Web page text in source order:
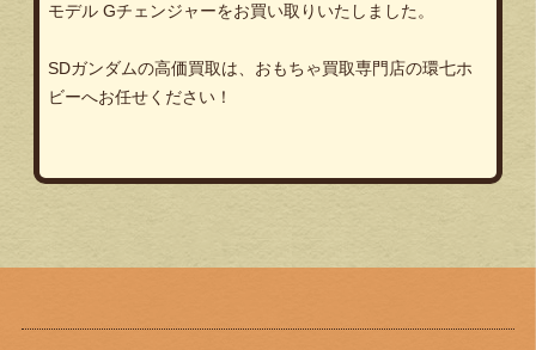
モデル Gチェンジャーをお買い取りいたしました。
SDガンダムの高価買取は、おもちゃ買取専門店の環七ホ
ビーへお任せください！